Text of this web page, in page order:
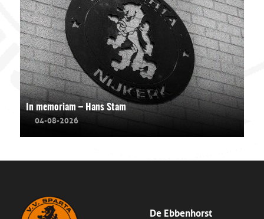
In memoriam – Hans Stam
04-08-2026
De Ebbenhorst